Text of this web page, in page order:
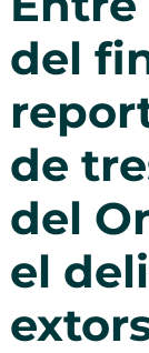
del
de
del
el